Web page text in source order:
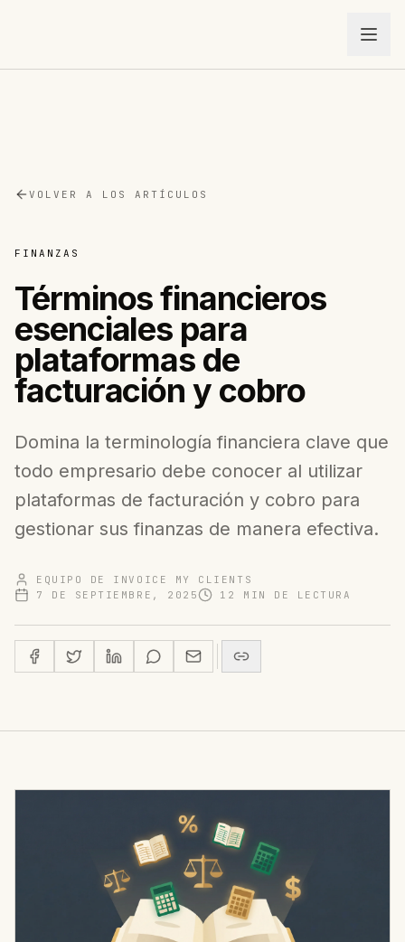
VOLVER A LOS ARTÍCULOS
FINANZAS
Términos financieros
esenciales para
plataformas de
facturación y cobro
Domina la terminología financiera clave que
todo empresario debe conocer al utilizar
plataformas de facturación y cobro para
gestionar sus finanzas de manera efectiva.
EQUIPO DE INVOICE MY CLIENTS
7 DE SEPTIEMBRE, 2025
12 MIN DE LECTURA